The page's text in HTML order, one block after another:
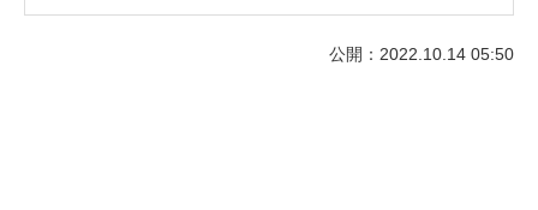
公開：2022.10.14 05:50